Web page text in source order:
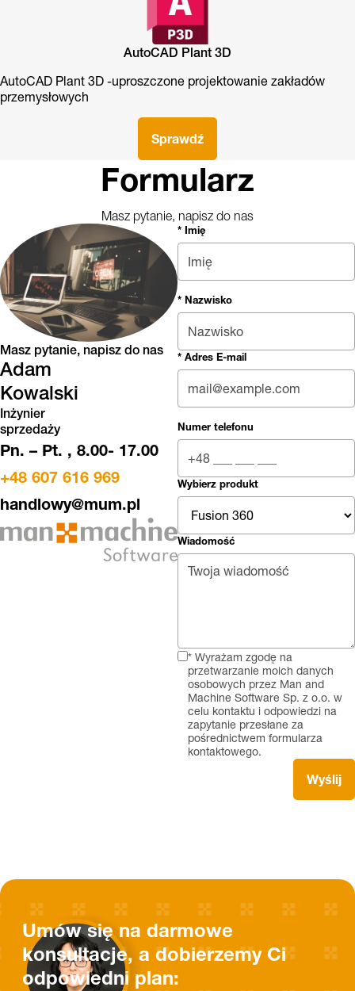
AutoCAD Plant 3D
AutoCAD Plant 3D -uproszczone projektowanie zakładów
przemysłowych
Sprawdź
Formularz
Masz pytanie, napisz do nas
Masz pytanie, napisz do nas
Adam
Kowalski
Inżynier
sprzedaży
Pn. – Pt. , 8.00- 17.00
+48 607 616 969
handlowy@mum.pl
* Imię
* Nazwisko
* Adres E-mail
Numer telefonu
Wybierz produkt
Wiadomość
* Wyrażam zgodę na
przetwarzanie moich danych
osobowych przez Man and
Machine Software Sp. z o.o. w
celu kontaktu i odpowiedzi na
zapytanie przesłane za
pośrednictwem formularza
kontaktowego.
Umów się na darmowe
konsultacje, a dobierzemy Ci
odpowiedni plan: